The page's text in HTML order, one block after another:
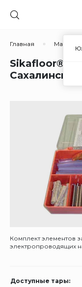
Главная
Sikafloor®
Сахалинске
Комплект элементов
электропроводящих
Доступные тары: